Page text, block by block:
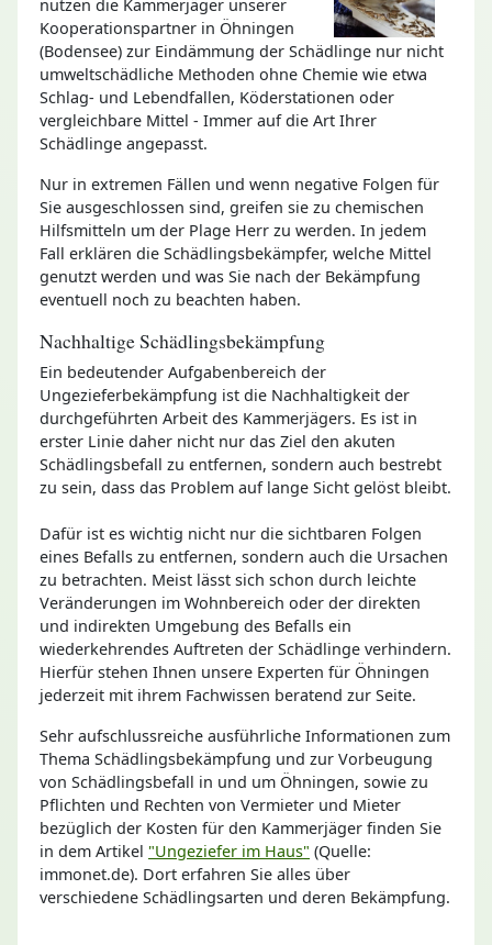
nutzen die Kammerjäger unserer
Kooperationspartner in Öhningen
(Bodensee) zur Eindämmung der Schädlinge nur nicht
umweltschädliche Methoden ohne Chemie wie etwa
Schlag- und Lebendfallen, Köderstationen oder
vergleichbare Mittel - Immer auf die Art Ihrer
Schädlinge angepasst.
Nur in extremen Fällen und wenn negative Folgen für
Sie ausgeschlossen sind, greifen sie zu chemischen
Hilfsmitteln um der Plage Herr zu werden. In jedem
Fall erklären die Schädlingsbekämpfer, welche Mittel
genutzt werden und was Sie nach der Bekämpfung
eventuell noch zu beachten haben.
Nachhaltige Schädlingsbekämpfung
Ein bedeutender Aufgabenbereich der
Ungezieferbekämpfung ist die Nachhaltigkeit der
durchgeführten Arbeit des Kammerjägers. Es ist in
erster Linie daher nicht nur das Ziel den akuten
Schädlingsbefall zu entfernen, sondern auch bestrebt
zu sein, dass das Problem auf lange Sicht gelöst bleibt.
Dafür ist es wichtig nicht nur die sichtbaren Folgen
eines Befalls zu entfernen, sondern auch die Ursachen
zu betrachten. Meist lässt sich schon durch leichte
Veränderungen im Wohnbereich oder der direkten
und indirekten Umgebung des Befalls ein
wiederkehrendes Auftreten der Schädlinge verhindern.
Hierfür stehen Ihnen unsere Experten für Öhningen
jederzeit mit ihrem Fachwissen beratend zur Seite.
Sehr aufschlussreiche ausführliche Informationen zum
Thema Schädlingsbekämpfung und zur Vorbeugung
von Schädlingsbefall in und um Öhningen, sowie zu
Pflichten und Rechten von Vermieter und Mieter
bezüglich der Kosten für den Kammerjäger finden Sie
in dem Artikel "Ungeziefer im Haus" (Quelle:
immonet.de). Dort erfahren Sie alles über
verschiedene Schädlingsarten und deren Bekämpfung.